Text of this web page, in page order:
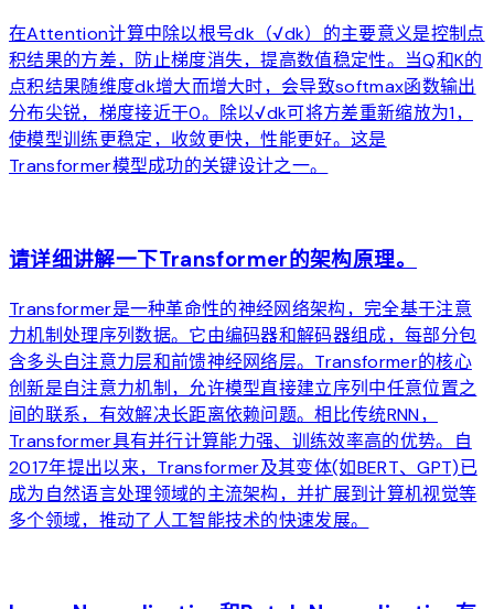
在Attention计算中除以根号dk（√dk）的主要意义是控制点
积结果的方差，防止梯度消失，提高数值稳定性。当Q和K的
点积结果随维度dk增大而增大时，会导致softmax函数输出
分布尖锐，梯度接近于0。除以√dk可将方差重新缩放为1，
使模型训练更稳定，收敛更快，性能更好。这是
Transformer模型成功的关键设计之一。
请详细讲解一下Transformer的架构原理。
Transformer是一种革命性的神经网络架构，完全基于注意
力机制处理序列数据。它由编码器和解码器组成，每部分包
含多头自注意力层和前馈神经网络层。Transformer的核心
创新是自注意力机制，允许模型直接建立序列中任意位置之
间的联系，有效解决长距离依赖问题。相比传统RNN，
Transformer具有并行计算能力强、训练效率高的优势。自
2017年提出以来，Transformer及其变体(如BERT、GPT)已
成为自然语言处理领域的主流架构，并扩展到计算机视觉等
多个领域，推动了人工智能技术的快速发展。